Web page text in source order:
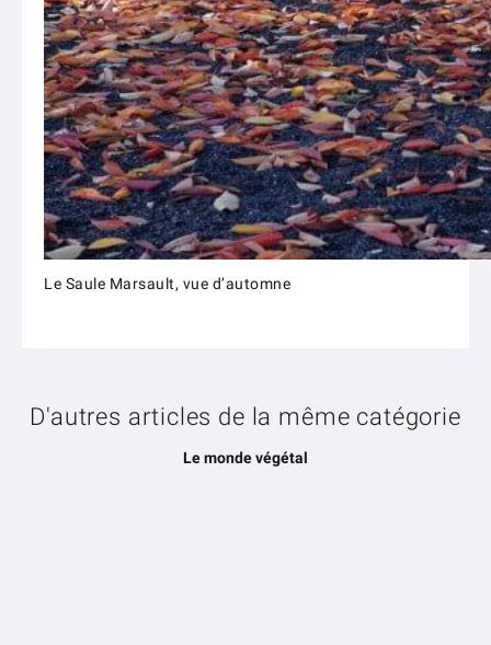
Le Saule Marsault, vue d’automne
D'autres articles de la même catégorie
Le monde végétal